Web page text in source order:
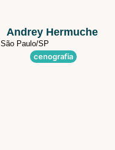
Andrey Hermuche
São Paulo/SP
cenografia